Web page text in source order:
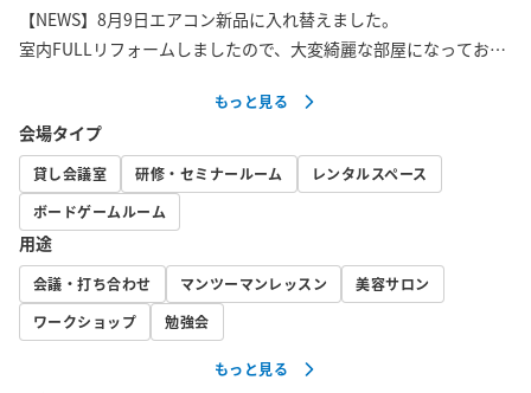
【NEWS】8月9日エアコン新品に入れ替えました。
室内FULLリフォームしましたので、大変綺麗な部屋になっており
東中野駅西口改札を出て右側の階段を降りると目の前の大変便利
な立地です。建物入り口は地下1階になります。
当該建物1階にファミリーマートがあり、急な買い物・コピー・Ｆ
ＡＸ等にも大変便利です。
近隣には多くの飲食店があり、会議終了後の会食の場所探しには
不自由しないと思われます。
座席は8名様のご利用が最適です。
机は「120㎝×75㎝」2台。さらにホワイトボードは、場所を取ら
もっと見る
会場タイプ
貸し会議室 研修・セミナールーム
レンタルスペース
ボードゲームルーム
用途
会議・打ち合わせ マンツーマンレッスン
美容サロン
ワークショップ
勉強会
もっと見る